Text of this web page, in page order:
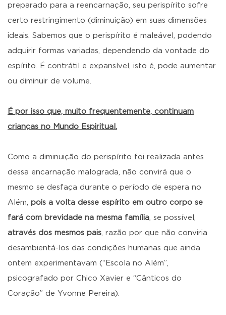
preparado para a reencarnação, seu perispírito sofre
certo restringimento (diminuição) em suas dimensões
ideais. Sabemos que o perispírito é maleável, podendo
adquirir formas variadas, dependendo da vontade do
espírito. É contrátil e expansível, isto é, pode aumentar
ou diminuir de volume.
É por isso que, muito frequentemente, continuam
crianças no Mundo Espiritual.
Como a diminuição do perispírito foi realizada antes
dessa encarnação malograda, não convirá que o
mesmo se desfaça durante o período de espera no
Além, pois a volta desse espírito em outro corpo se
fará com brevidade na mesma família, se possível,
através dos mesmos pais, razão por que não conviria
desambientá-los das condições humanas que ainda
ontem experimentavam (“Escola no Além”,
psicografado por Chico Xavier e “Cânticos do
Coração” de Yvonne Pereira).